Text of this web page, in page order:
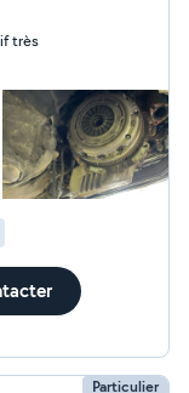
très
Particulier